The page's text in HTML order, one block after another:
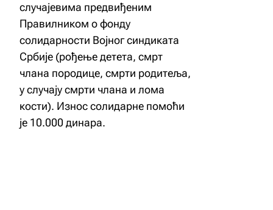
случајевима предвиђеним
Правилником о фонду
солидарности Војног синдиката
Србије (рођење детета, смрт
члана породице, смрти родитеља,
у случају смрти члана и лома
кости). Износ солидарне помоћи
је 10.000 динара.